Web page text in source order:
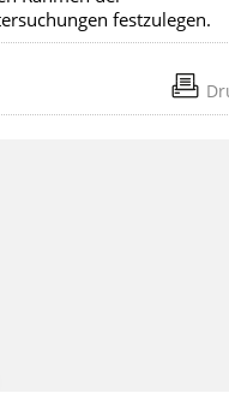
festzulegen.